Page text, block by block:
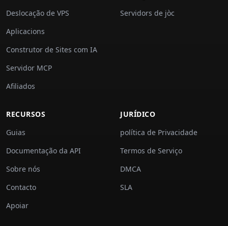
Deslocação de VPS
Aplicacions
Construtor de Sites com IA
Servidor MCP
Afiliados
Servidors de jòc
RECURSOS
Guias
Documentação da API
Sobre nós
Contacto
Apoiar
JURÍDICO
política de Privacidade
Termos de Serviço
DMCA
SLA